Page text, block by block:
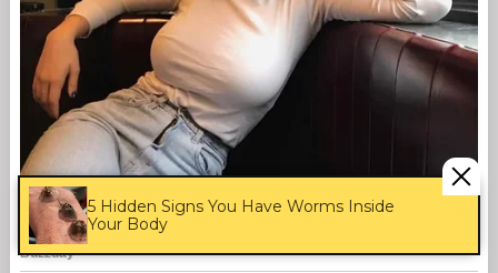
5 Hidden Signs You Have Worms Inside
Your Body